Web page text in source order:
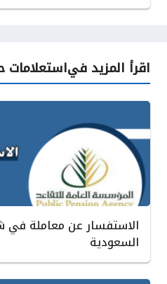
اقرأ المزيد فياستعلامات
الاستفسار عن معاملة في
السعودية